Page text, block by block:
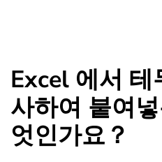
Excel 에서 테
사하여 붙여
엇인가요？